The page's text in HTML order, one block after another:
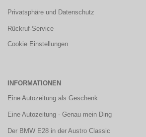
Privatsphäre und Datenschutz
Rückruf-Service
Cookie Einstellungen
INFORMATIONEN
Eine Autozeitung als Geschenk
Eine Autozeitung - Genau mein Ding
Der BMW E28 in der Austro Classic